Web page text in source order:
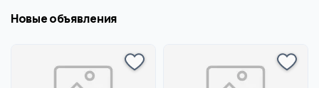
Новые объявления